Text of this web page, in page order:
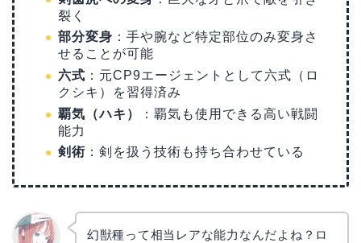
裂く
部分変身 ：手や腕など特定部位のみ変身さ
せることが可能
六式 ：元CP9エージェントとして六式（ロ
クシキ）を習得済み
覇気（ハキ）
：覇気も使用できる高い戦闘
能力
剣術 ：剣を扱う技術も持ち合わせている
幻獣種って相当レアな能力なんだよね？ロ